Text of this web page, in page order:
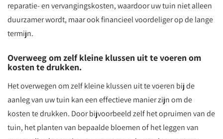
reparatie- en vervangingskosten, waardoor uw tuin niet alleen
duurzamer wordt, maar ook financieel voordeliger op de lange
termijn.
Overweeg om zelf kleine klussen uit te voeren om
kosten te drukken.
Het overwegen om zelf kleine klussen uit te voeren bij de
aanleg van uw tuin kan een effectieve manier zijn om de
kosten te drukken. Door bijvoorbeeld zelf het opruimen van de
tuin, het planten van bepaalde bloemen of het leggen van